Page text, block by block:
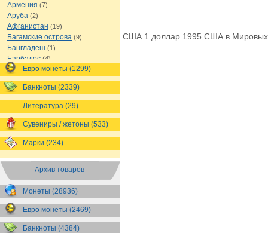
Армения (7)
Аруба (2)
Афганистан (19)
Багамские острова (9)
Бангладеш (1)
Барбадос (4)
Бахрейн(1)
Беларусь(18)
Белиз(16)
Бельгия(69)
Бельгийское Конго(4)
Бенин(4)
Бермуды(1)
Болгария(43)
Босния и Герцеговина
Ботсвана
Бразилия(55)
Брит. Антарктические
территории(36)
Брит. Виргинские острова(47)
Брит. Восточная Африка
Евро монеты (1299)
Банкноты (2339)
Литература (29)
Сувениры / жетоны (533)
Марки (234)
Архив товаров
Монеты (28936)
Евро монеты (2469)
Банкноты (4384)
США 1 доллар 1995 США в Мировых